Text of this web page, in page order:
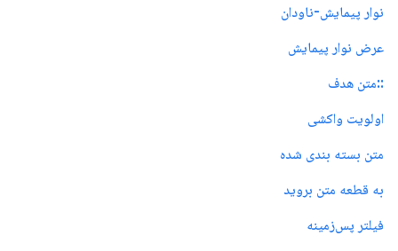
نوار پیمایش-ناودان
عرض نوار پیمایش
::متن هدف
اولویت واکشی
متن بسته بندی شده
به قطعه متن بروید
فیلتر پس‌زمینه